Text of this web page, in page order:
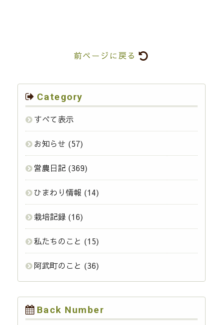
前ページに戻る
Category
すべて表示
お知らせ (57)
営農日記(369)
ひまわり情報 (14)
栽培記録(16)
私たちのこと (15)
阿武町のこと (36)
Back Number